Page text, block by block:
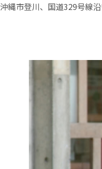
沖縄市登川、国道329号線